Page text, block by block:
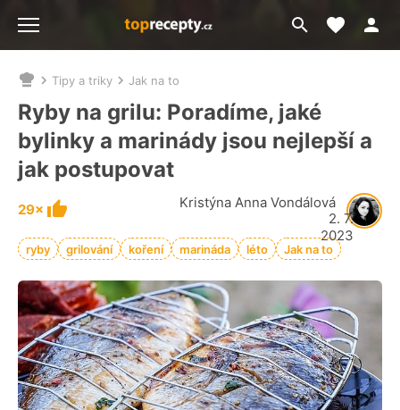
Přejít
na
Moje
Nacházíte
se
zde:
Tipy a triky Jak na to
Ryby na grilu: Poradíme, jaké
bylinky a marinády jsou nejlepší a
jak postupovat
29×
Kristýna Anna Vondálová
2. 7.
2023
ryby grilování koření marináda léto Jak na to